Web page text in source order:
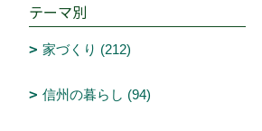
テーマ別
家づくり (212)
信州の暮らし (94)